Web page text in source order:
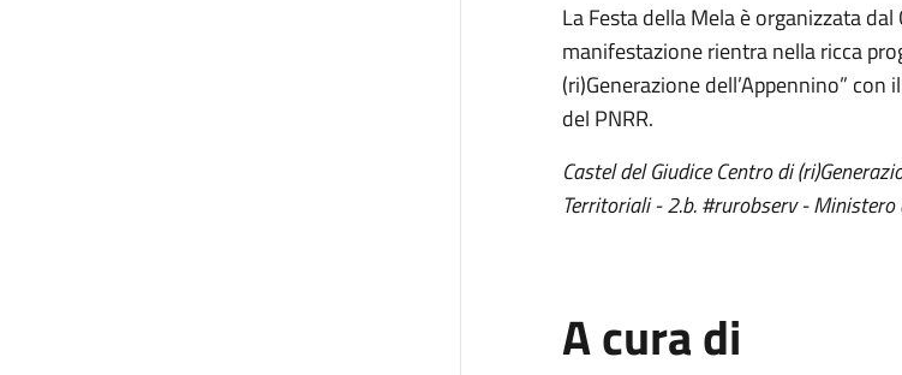
La Festa della Mela è organizzata
manifestazione rientra nella ricca
(ri)Generazione dell’Appennino”
del PNRR.
Castel del Giudice Centro di
Territoriali - 2.b. #rurobserv - Ministero
A cura di